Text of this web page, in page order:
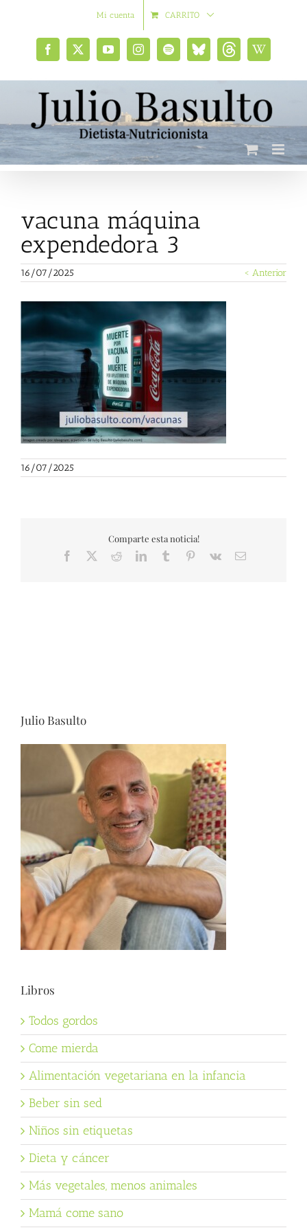
Mi cuenta CARRITO
Facebook
X YouTubeInstagramSpotifyBluesky
social
ThreadsWikipedia
vacuna máquina
expendedora 3
16/07/2025 < Anterior
16/07/2025
Comparte esta noticia!
Facebook RedditLinkedInTumblr Pinterest
Vk
Correo
Julio Basulto
Libros
Todos gordos
Come mierda
Alimentación vegetariana en la infancia
Beber sin sed
Niños sin etiquetas
Dieta y cáncer
Más vegetales, menos animales
Mamá come sano